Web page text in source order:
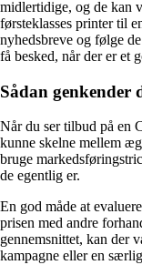
midlertidige, og de kan
førsteklasses printer til
nyhedsbreve og følge
få besked, når der er et
Sådan genkender
Når du ser tilbud på en
kunne skelne mellem
bruge
de egentlig er.
En god måde at
prisen med andre
gennemsnittet, kan der
kampagne eller en